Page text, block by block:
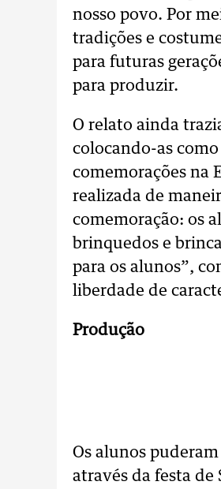
nosso povo. Por
tradições e
para futuras
para produzir.
O relato ainda
colocando-as
comemorações na
realizada de
comemoração: os
brinquedos e
para os alunos”,
liberdade de
Produção
Os alunos
através da festa de